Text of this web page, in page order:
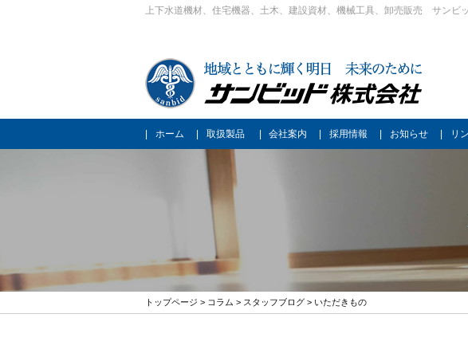
上下水道機材、住宅機器、土木、建設資材、機械工具、卸売販売 サンビ
ホーム 取扱製品 会社案内 採用情報 お知らせ リ
トップページ > コラム > スタッフブログ > いただきもの